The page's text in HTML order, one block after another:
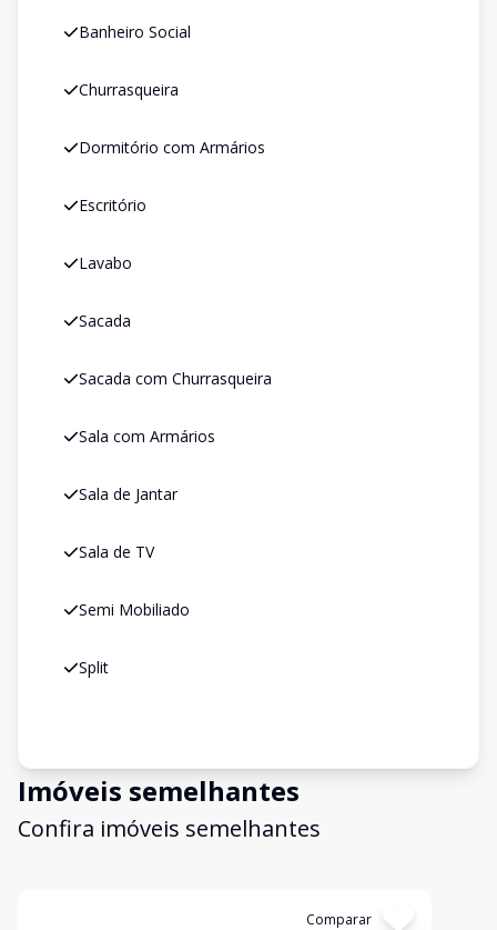
Banheiro Social
Churrasqueira
Dormitório com Armários
Escritório
Lavabo
Sacada
Sacada com Churrasqueira
Sala com Armários
Sala de Jantar
Sala de TV
Semi Mobiliado
Split
Imóveis semelhantes
Confira imóveis semelhantes
Comparar